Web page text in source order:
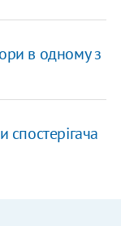
в одному з